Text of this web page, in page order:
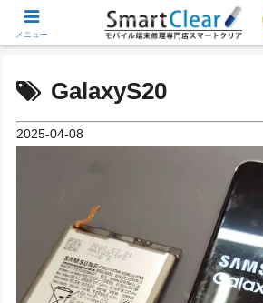
GalaxyS20
2025-04-08
メニュー